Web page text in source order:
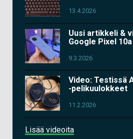
13.4.2026
Uusi artikkeli &
Google Pixel 10a
9.3.2026
Video: Testissä
-pelikuulokkeet
11.2.2026
Lisää videoita